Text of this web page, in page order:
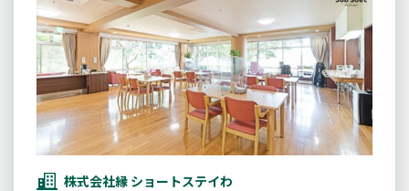
株式会社縁 ショートステイわ